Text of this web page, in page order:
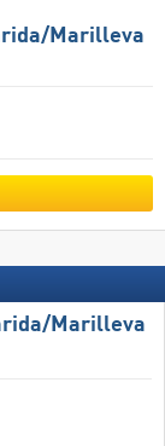
​Marilleva
​Marilleva